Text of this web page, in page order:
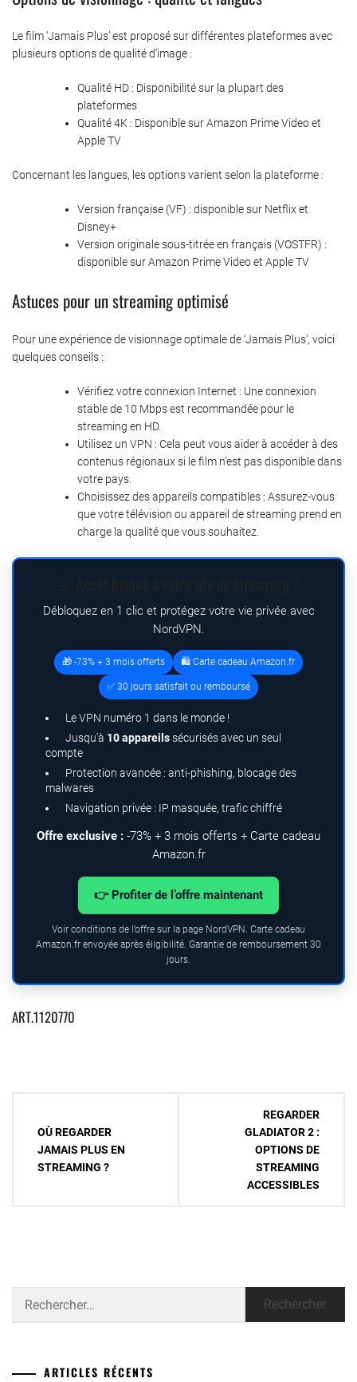
Le film ‘Jamais Plus’ est proposé sur différentes plateformes avec
plusieurs options de qualité d’image :
Qualité HD : Disponibilité sur la plupart des
plateformes
Qualité 4K : Disponible sur Amazon Prime Video et
Apple TV
Concernant les langues, les options varient selon la plateforme :
Version française (VF) : disponible sur Netflix et
Disney+
Version originale sous-titrée en français (VOSTFR) :
disponible sur Amazon Prime Video et Apple TV
Astuces pour un streaming optimisé
Pour une expérience de visionnage optimale de ‘Jamais Plus’, voici
quelques conseils :
Vérifiez votre connexion Internet : Une connexion
stable de 10 Mbps est recommandée pour le
streaming en HD.
Utilisez un VPN : Cela peut vous aider à accéder à des
contenus régionaux si le film n’est pas disponible dans
votre pays.
Choisissez des appareils compatibles : Assurez-vous
que votre télévision ou appareil de streaming prend en
charge la qualité que vous souhaitez.
Débloquez en 1 clic et protégez votre vie privée avec
NordVPN.
🎁 -73% + 3 mois offerts 🛍️ Carte cadeau Amazon.fr
✅ 30 jours satisfait ou remboursé
Le VPN numéro 1 dans le monde !
Jusqu’à 10 appareilssécurisés avec un seul
compte
Protection avancée : anti-phishing, blocage des
malwares
Navigation privée : IP masquée, trafic chiffré
Offre exclusive : -73% + 3 mois offerts + Carte cadeau
Amazon.fr
👉 Profiter de l’offre maintenant
Voir conditions de l’offre sur la page NordVPN. Carte cadeau
Amazon.fr envoyée après éligibilité. Garantie de remboursement 30
jours.
ART.1120770
l’article
OÙ REGARDER
JAMAIS PLUS EN
STREAMING ?
REGARDER
GLADIATOR 2 :
OPTIONS DE
STREAMING
ACCESSIBLES
ARTICLES RÉCENTS